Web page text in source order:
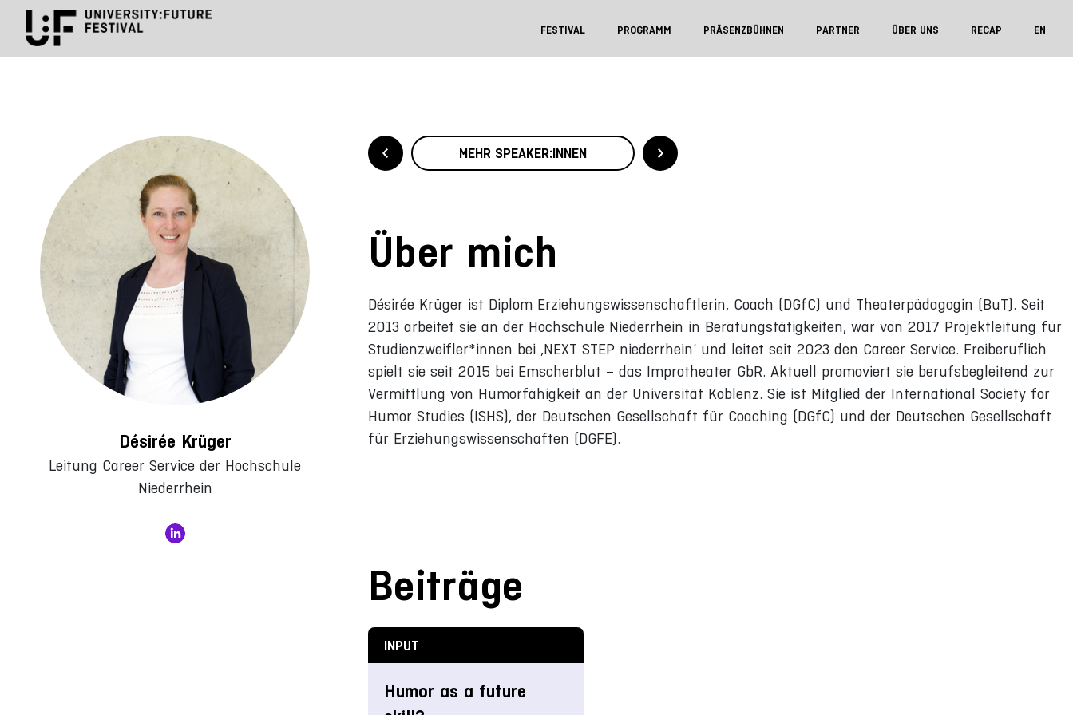
FESTIVAL PROGRAMM PRÄSENZBÜHNEN PARTNER ÜBER UNS RECAP EN
Désirée Krüger
Leitung Career Service der Hochschule
Niederrhein
MEHR SPEAKER:INNEN
Über mich
Désirée Krüger ist Diplom Erziehungswissenschaftlerin, Coach (DGfC) und Theaterpädagogin (BuT). Seit
2013 arbeitet sie an der Hochschule Niederrhein in Beratungstätigkeiten, war von 2017 Projektleitung für
Studienzweifler*innen bei ‚NEXT STEP niederrhein‘ und leitet seit 2023 den Career Service. Freiberuflich
spielt sie seit 2015 bei Emscherblut – das Improtheater GbR. Aktuell promoviert sie berufsbegleitend zur
Vermittlung von Humorfähigkeit an der Universität Koblenz. Sie ist Mitglied der International Society for
Humor Studies (ISHS), der Deutschen Gesellschaft für Coaching (DGfC) und der Deutschen Gesellschaft
für Erziehungswissenschaften (DGFE).
Beiträge
INPUT
Humor as a future